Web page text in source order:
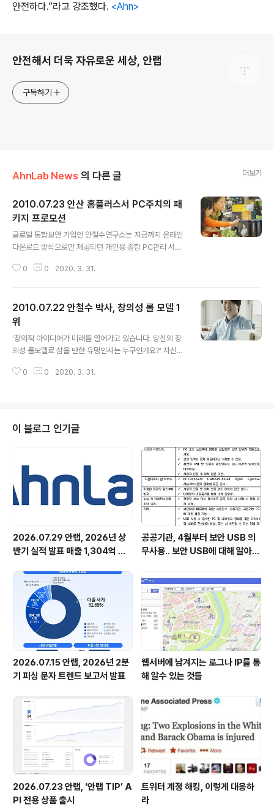
안전하다.”라고 강조했다. <Ahn>
안전해서 더욱 자유로운 세상, 안랩
구독하기
AhnLab News 의 다른 글 더보기
2010.07.23 안산 홈플러스서 PC주치의 패
키지 프로모션
글로벌 통합보안 기업인 안철수연구소는 지금까지 온라인
다운로드 방식으로만 제공되던 개인용 종합 PC관리 서비
b.com/v3clinic/site/service/jspbuy_doctor.do)
혔습니다. 이번 행사는 7월 23일(금)에서 25일(일)까지
홈플러스 안산점에서 특별 매대를 설치해 펼쳐지며, 행사
장을 찾아오는 고객에게 개인용 통합 보안 서비스인 V3 3
65 클리닉 쿠폰 300장과 안철수박사 (현 KAIST석좌교
수)의 사진과 메시지가 담긴 엽서 50장을 한정 증정합니
다. 국내에서는 처음으로 할인점에서 직접 판매..
0 0 2020. 3. 31.
2010.07.22 안철수 박사, 창의성 롤 모델 1
위
'창의적 아이디어가 미래를 열어가고 있습니다. 당신의 창
의성 롤모델로 삼을 만한 유명인사는 누구인가요?' 자신의
안철수 박사를 꼽았습니다. 취업/경력관리 포털 '스카우
로 설문 조사를 실시한 결과 안철수 박사가 압도적인 차이
로 국내 명사 부분 1위를 차지하였습니다. 의사의 신분에서
국내 최초 컴퓨터 백신 개발, 경영자에서 교수로의 선택 등
일반적인 사고의 틀을 깨는 안철수 박사의 끊임없는 도전
과 열정에 많은 젊은이들이 공감하는 것 같습니다. 안철수
박..
0 0 2020. 3. 31.
이 블로그 인기글
2026.07.29 안랩, 2026년 상
반기 실적 발표 매출 1,304억 원,
공공기관, 4월부터 보안 USB 의
무사용.. 보안 USB에 대해 알아봅
2026.07.15 안랩, 2026년 2분
기 피싱 문자 트렌드 보고서 발표
웹서버에 남겨지는 로그나 IP를 통
해 알수 있는 것들
2026.07.23 안랩, ‘안랩 TIP’ A
PI 전용 상품 출시
트위터 계정 해킹, 이렇게 대응하
라